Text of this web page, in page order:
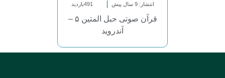
انتشار: 9 سال پیش 491بازدید
قرآن صوتی حبل المتین ۵ –
آندروید